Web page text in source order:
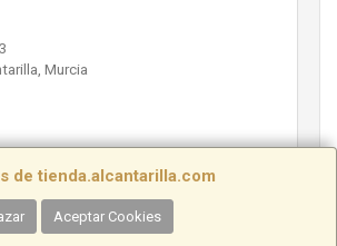
de tienda.alcantarilla.com
Aceptar Cookies
Murcia